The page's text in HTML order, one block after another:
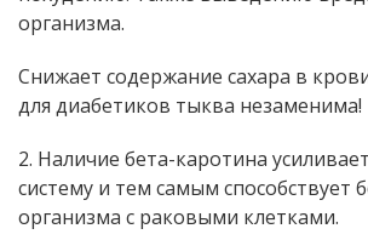
организма.
Снижает содержание сахара в
для диабетиков тыква незаменима!
2. Наличие бета-каротина
систему и тем самым способствует
организма с раковыми клетками.